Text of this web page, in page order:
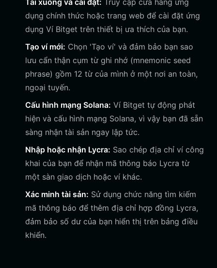
Tải xuống và cài đặt: Truy cập cửa hàng ứng
dụng chính thức hoặc trang web để cài đặt ứng
dụng Ví Bitget trên thiết bị ưa thích của bạn.
Tạo ví mới: Chọn 'Tạo ví' và đảm bảo bạn sao
lưu cẩn thận cụm từ ghi nhớ (mnemonic seed
phrase) gồm 12 từ của mình ở một nơi an toàn,
ngoại tuyến.
Cấu hình mạng Solana: Ví Bitget tự động phát
hiện và cấu hình mạng Solana, vì vậy bạn đã sẵn
sàng nhận tài sản ngay lập tức.
Nhập hoặc nhận Lycra: Sao chép địa chỉ ví công
khai của bạn để nhận mã thông báo Lycra từ
một sàn giao dịch hoặc ví khác.
Xác minh tài sản: Sử dụng chức năng tìm kiếm
mã thông báo để thêm địa chỉ hợp đồng Lycra,
đảm bảo số dư của bạn hiển thị trên bảng điều
khiển.